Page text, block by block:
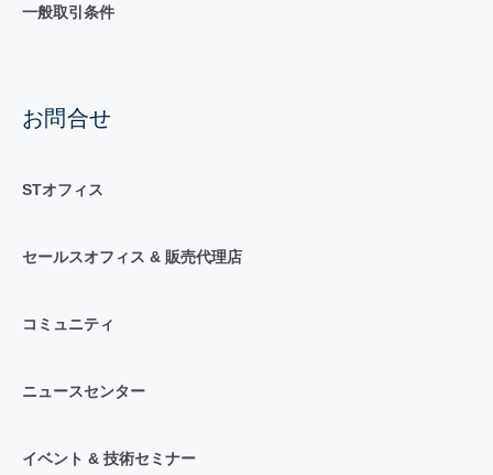
一般取引条件
お問合せ
STオフィス
セールスオフィス & 販売代理店
コミュニティ
ニュースセンター
イベント & 技術セミナー